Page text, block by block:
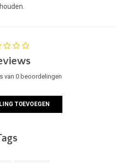
van 0 beoordelingen
TOEVOEGEN